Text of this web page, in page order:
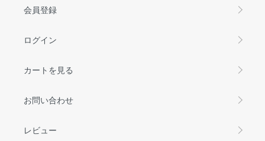
会員登録
ログイン
カートを見る
お問い合わせ
レビュー